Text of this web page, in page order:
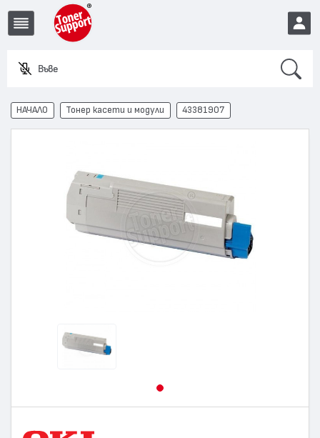
Въведете
EUR
НАЧАЛО Тонер касети и модули 43381907